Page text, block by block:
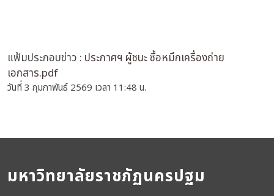
แฟ้มประกอบข่าว : ประกาศฯ ผู้ชนะ ซื้อหมึกเครื่องถ่าย
เอกสาร.pdf
วันที่ 3 กุมภาพันธ์ 2569 เวลา 11:48 น.
มหาวิทยาลัยราชภัฏนครปฐม